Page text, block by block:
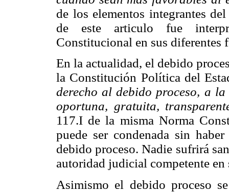
de los elementos integrantes
de este articulo fue
Constitucional en sus diferentes
En la actualidad, el debido
la Constitución Política del
derecho al debido proceso, a
oportuna, gratuita,
117.I de la misma Norma
puede ser condenada sin
debido proceso. Nadie sufrirá
autoridad judicial competente
Asimismo el debido proceso